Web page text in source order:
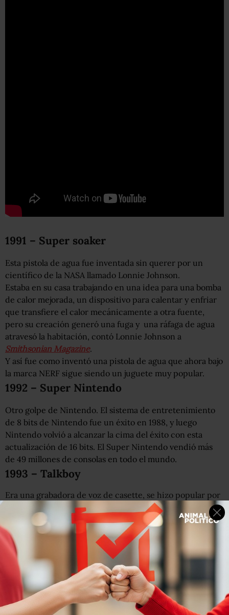
1991 – Super soaker
Esta pistola de agua fue inventada sin querer por un
científico de la NASA llamado Lonnie Johnson.
Estaba en su casa trabajando en una idea para una bomba
de calor mejorada, un dispositivo para calentar y enfriar
que transfiere el calor mecánicamente a otra fuente,
pero su creación generó una fuga y una ráfaga de agua
atravesó la habitación, contó Lonnie Johnson a
Smithsonian Magazine.
Y así fue como inventó una pistola de agua que ahora bajo
la marca NERF sigue siendo un juguete muy popular.
1992 – Super Nintendo
Otro golpe de Nintendo. El sistema de entretenimiento
de 8 bits de Nintendo fue un éxito en 1988, y luego
Nintendo volvió a alcanzar la cima del éxito con esta
actualización de 16 bits. El Super Nintendo vendió más
de 49 millones de consolas en todo el mundo.
1993 – Talkboy
Era una grabadora de voz de casette, se hizo popular por
su aparición en la película
Mi pobre Angelito
todos la queríamos.
1994 – Figuras de acción de los Power
Rangers
Todos amábamos esta serie donde básicamente el
atractivo eran las piruetas de los actores y un montón de
chispas y efectos chafas.